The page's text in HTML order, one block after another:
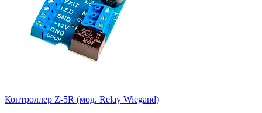
Контроллер Z-5R (мод. Relay Wiegand)